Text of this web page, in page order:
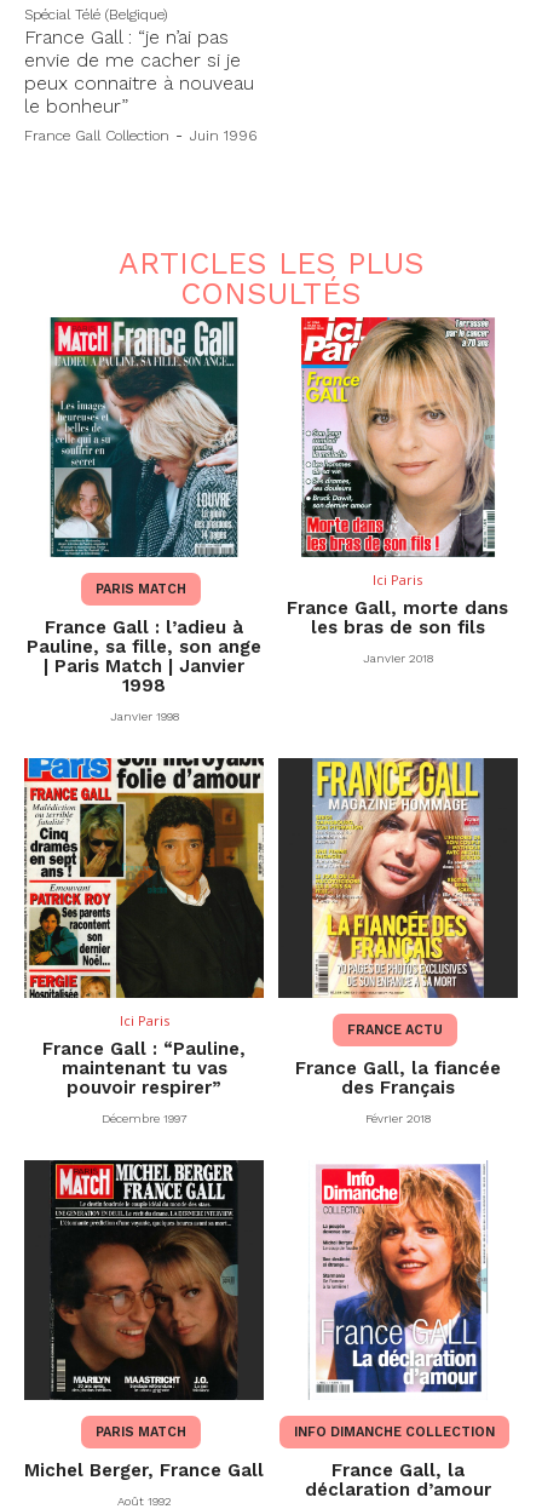
Spécial Télé (Belgique)
France Gall : “je n’ai pas
envie de me cacher si je
peux connaitre à nouveau
le bonheur”
France Gall Collection - Juin 1996
ARTICLES LES PLUS
CONSULTÉS
PARIS MATCH
France Gall : l’adieu à
Pauline, sa fille, son ange
| Paris Match | Janvier
1998
Janvier 1998
Ici Paris
France Gall, morte dans
les bras de son fils
Janvier 2018
Ici Paris
France Gall : “Pauline,
maintenant tu vas
pouvoir respirer”
Décembre 1997
FRANCE ACTU
France Gall, la fiancée
des Français
Février 2018
PARIS MATCH
Michel Berger, France Gall
Août 1992
INFO DIMANCHE COLLECTION
France Gall, la
déclaration d’amour